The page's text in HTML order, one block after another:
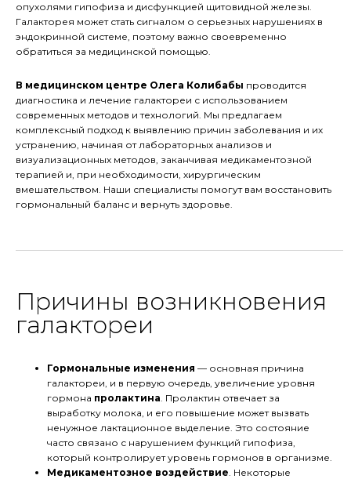
опухолями гипофиза и дисфункцией щитовидной железы.
Галакторея может стать сигналом о серьезных нарушениях в
эндокринной системе, поэтому важно своевременно
обратиться за медицинской помощью.
В медицинском центре Олега Колибабы проводится
диагностика и лечение галактореи с использованием
современных методов и технологий. Мы предлагаем
комплексный подход к выявлению причин заболевания и их
устранению, начиная от лабораторных анализов и
визуализационных методов, заканчивая медикаментозной
терапией и, при необходимости, хирургическим
вмешательством. Наши специалисты помогут вам восстановить
гормональный баланс и вернуть здоровье.
Причины возникновения
галактореи
Гормональные изменения — основная причина
галактореи, и в первую очередь, увеличение уровня
гормона пролактина. Пролактин отвечает за
выработку молока, и его повышение может вызвать
ненужное лактационное выделение. Это состояние
часто связано с нарушением функций гипофиза,
который контролирует уровень гормонов в организме.
Медикаментозное воздействие. Некоторые